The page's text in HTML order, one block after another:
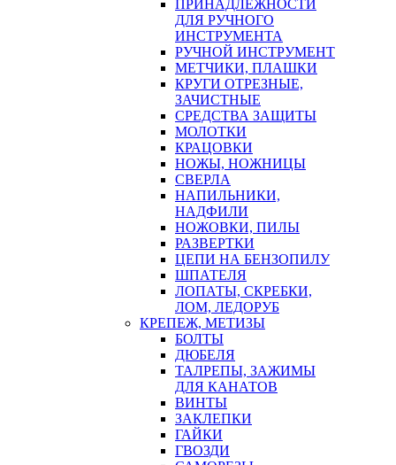
ПРИНАДЛЕЖНОСТИ
ДЛЯ РУЧНОГО
ИНСТРУМЕНТА
РУЧНОЙ ИНСТРУМЕНТ
МЕТЧИКИ, ПЛАШКИ
КРУГИ ОТРЕЗНЫЕ,
ЗАЧИСТНЫЕ
СРЕДСТВА ЗАЩИТЫ
МОЛОТКИ
КРАЦОВКИ
НОЖЫ, НОЖНИЦЫ
СВЕРЛА
НАПИЛЬНИКИ,
НАДФИЛИ
НОЖОВКИ, ПИЛЫ
РАЗВЕРТКИ
ЦЕПИ НА БЕНЗОПИЛУ
ШПАТЕЛЯ
ЛОПАТЫ, СКРЕБКИ,
ЛОМ, ЛЕДОРУБ
КРЕПЕЖ, МЕТИЗЫ
БОЛТЫ
ДЮБЕЛЯ
ТАЛРЕПЫ, ЗАЖИМЫ
ДЛЯ КАНАТОВ
ВИНТЫ
ЗАКЛЕПКИ
ГАЙКИ
ГВОЗДИ